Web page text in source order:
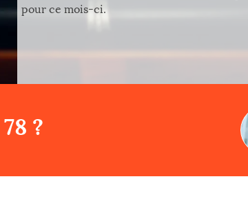
pour ce mois-ci.
?